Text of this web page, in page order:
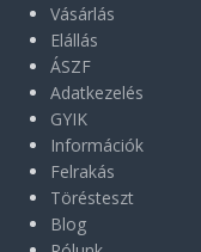
Vásárlás
Elállás
ÁSZF
Adatkezelés
GYIK
Információk
Felrakás
Törésteszt
Blog